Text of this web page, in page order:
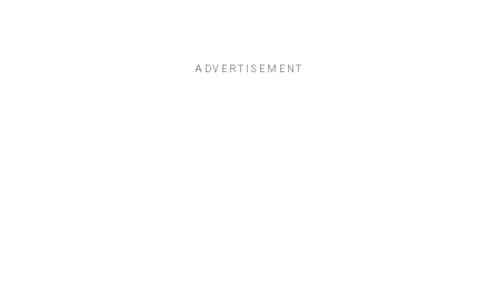
ADVERTISEMENT